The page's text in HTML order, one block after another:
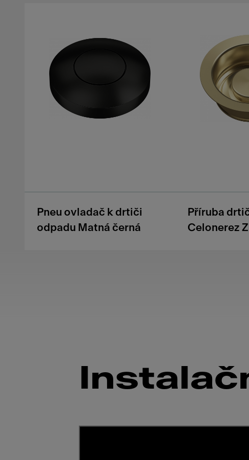
Pneu ovladač k drtiči
odpadu Matná černá
Příruba
Celonerez